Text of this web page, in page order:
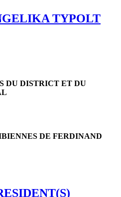
TYPOLT
DU DISTRICT ET DU
DE FERDINAND